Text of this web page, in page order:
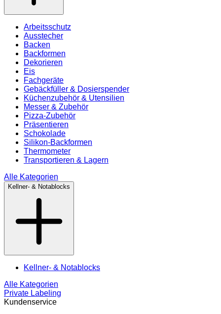
Arbeitsschutz
Ausstecher
Backen
Backformen
Dekorieren
Eis
Fachgeräte
Gebäckfüller & Dosierspender
Küchenzubehör & Utensilien
Messer & Zubehör
Pizza-Zubehör
Präsentieren
Schokolade
Silikon-Backformen
Thermometer
Transportieren & Lagern
Alle Kategorien
Kellner- & Notablocks
Kellner- & Notablocks
Alle Kategorien
Private Labeling
Kundenservice